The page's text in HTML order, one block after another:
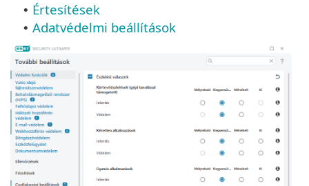
• Értesítések
• Adatvédelmi beállítások